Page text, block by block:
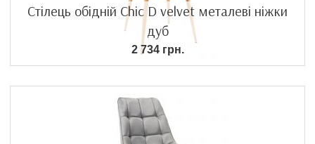
Стілець обідній Chic D velvet металеві ніжки
дуб
2 734 грн.